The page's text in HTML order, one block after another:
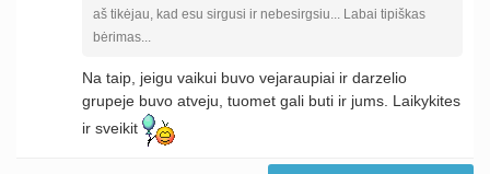
aš tikėjau, kad esu sirgusi ir nebesirgsiu... Labai tipiškas
bėrimas...
Na taip, jeigu vaikui buvo vejaraupiai ir darzelio
grupeje buvo atveju, tuomet gali buti ir jums. Laikykites
ir sveikit